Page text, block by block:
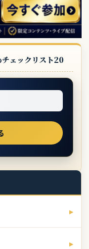
ェックリスト20
▸
▸